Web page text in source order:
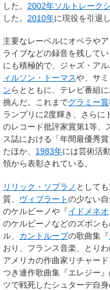
した。 2002年ソルトレーク
した。 2010年に現役を引退し
主要なレーベルにオペラや
ライブなどの録音を残して
にも積極的で、ジャズ・ア
ィルソン・トーマスや、サミ
ンらとともに、テレビ番組
挑んだ。これまでグラミー賞
ランプリに2度輝き、さらに
のレコード批評家賞第1等、
ス誌における「年間最優秀
たほか、 1983年には芸術活
領から表彰されている。
リリック・ソプラノ として
質、 ヴィブラートの少ない
のケルビーノや『イドメネオ
のケルビーノなどのズボン
ル、 カントルーブの歌曲集『
おり、フランス音楽、とりわ
アメリカの作曲家リチャー
つき連作歌曲集『エレジー
ツで戦死したシュターデ自